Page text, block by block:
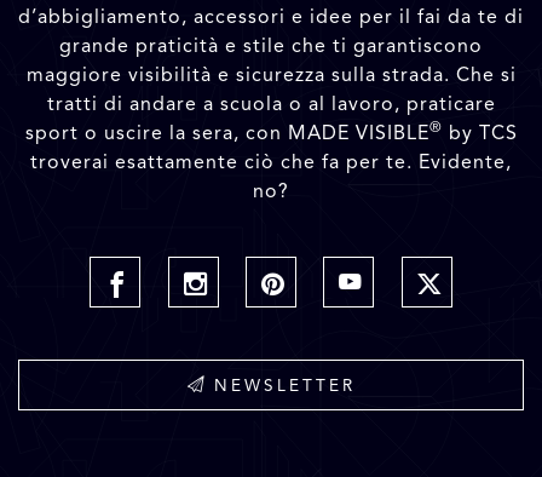
d’abbigliamento, accessori e idee per il fai da te di
grande praticità e stile che ti garantiscono
maggiore visibilità e sicurezza sulla strada. Che si
tratti di andare a scuola o al lavoro, praticare
sport o uscire la sera, con MADE VISIBLE® by TCS
troverai esattamente ciò che fa per te. Evidente,
no?
NEWSLETTER